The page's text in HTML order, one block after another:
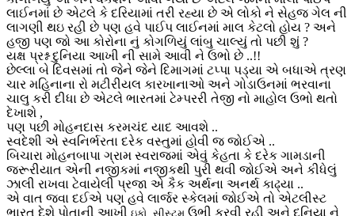
લાઈનમાં છે એટલે કે દરિયામાં તરી રહ્યા છે એ લોકો ને સેહજ ગેલ ની
લાગણી થઇ રહી છે પણ હવે પાઈપ લાઈનમાં માલ કેટલો હોય ? અને
હજી પણ જો આ કોરોના નું કોગળિયું લાંબુ ચાલ્યું તો પછી શું ?
યક્ષ પ્રશ્ન દુનિયા આખી ની સામે આવી ને ઉભો છે ..!!
છેલ્લા બે દિવસમાં તો જેને જેને દિમાગમાં ટપ્પા પડ્યા એ બધાએ ત્રણ
ચાર મહિનાના રો મટીરીયલ કારખાનાઓ અને ગોડાઉનમાં ભરવાના
ચાલુ કરી દીધા છે એટલે ભારતમાં ટેમ્પરરી તેજી નો માહોલ ઉભો થતો
દેખાશે ,
પણ પછી મોહનદાસ કરમચંદ યાદ આવશે ..
સ્વદેશી એ સ્વનિર્ભરતા દરેક વસ્તુમાં હોવી જ જોઈએ ..
બિચારા મોહનબાપા ગ્રામ સ્વરાજમાં એવું કેહતા કે દરેક ગામડાની
જરૂરીયાત એની નજીકમાં નજીકથી પુરી થવી જોઈએ અને કીધેલું
ઝાલી રાખવા ટેવાયેલી પ્રજા એ કૈક અર્થના અનર્થ કાઢ્યા ..
એ વાત જવા દઈએ પણ હવે લાર્જર સ્કેલમાં જોઈએ તો એટલીસ્ટ
ભારત દેશે પોતાની આખી ઇકો સીસ્ટમ ઉભી કરવી રહી અને દુનિયા ને